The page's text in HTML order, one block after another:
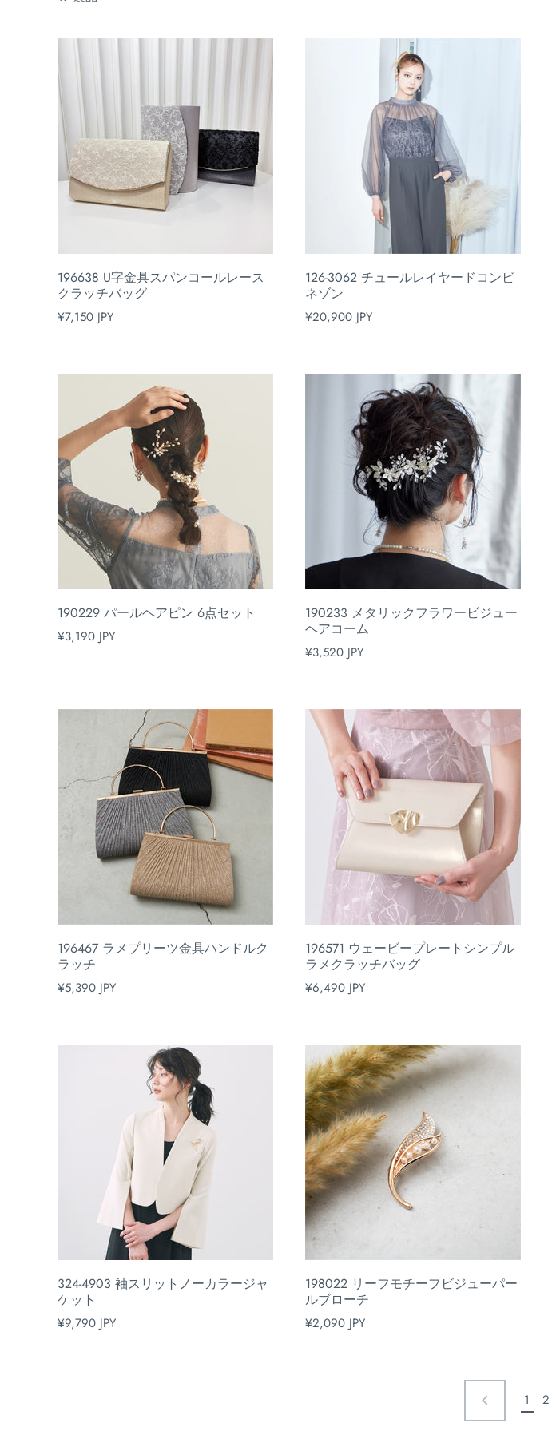
196638 U字金具スパンコールレース
クラッチバッグ
¥7,150 JPY
126-3062 チュールレイヤードコンビ
ネゾン
¥20,900 JPY
190229 パールヘアピン 6点セット
¥3,190 JPY
190233 メタリックフラワービジュー
ヘアコーム
¥3,520 JPY
196467 ラメプリーツ金具ハンドルク
ラッチ
¥5,390 JPY
196571 ウェービープレートシンプル
ラメクラッチバッグ
¥6,490 JPY
324-4903 袖スリットノーカラージャ
ケット
¥9,790 JPY
198022 リーフモチーフビジューパー
ルブローチ
¥2,090 JPY
前
の
1 2